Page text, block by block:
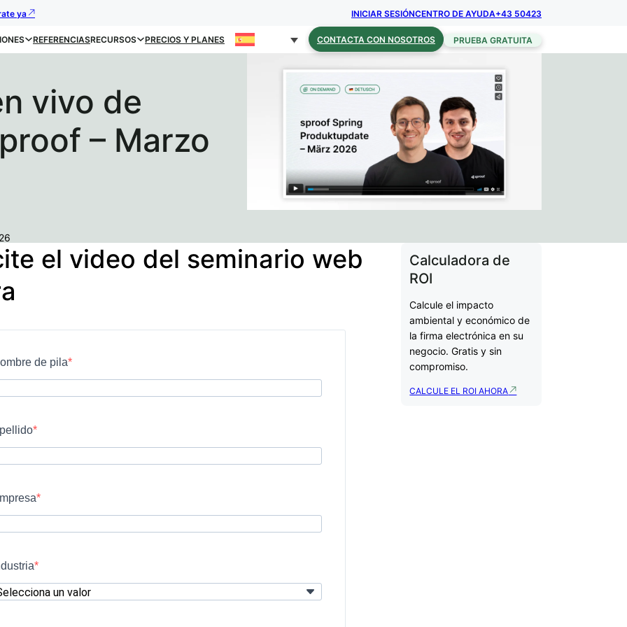
ya INICIAR SESIÓNCENTRO DE AYUDA+43 50423
REFERENCIASRECURSOS PRECIOS Y PLANES CONTACTA CON NOSOTROS PRUEBA GRATUITA
vivo de
– Marzo
el video del seminario web
de pila
Calculadora de
ROI
Calcule el impacto
ambiental y económico de
la firma electrónica en su
negocio. Gratis y sin
compromiso.
CALCULE EL ROI AHORA